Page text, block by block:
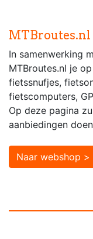
MTBroutes.nl
In samenwerking
MTBroutes.nl je
fietssnufjes,
fietscomputers,
Op deze pagina
aanbiedingen
Naar webshop >